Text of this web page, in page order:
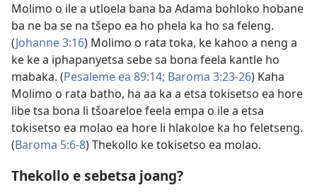
Molimo o ile a utloela bana ba Adama bohloko hobane
ba ne ba se na tšepo ea ho phela ka ho sa feleng.
(Johanne 3:​16) Molimo o rata toka, ke kahoo a neng a
ke ke a iphapanyetsa sebe sa bona feela kantle ho
mabaka. (Pesaleme ea 89:​14; Baroma 3:​23-​26) Kaha
Molimo o rata batho, ha aa ka a etsa tokisetso ea hore
libe tsa bona li tšoareloe feela empa o ile a etsa
tokisetso ea molao ea hore li hlakoloe ka ho feletseng.
(Baroma 5:​6-8) Thekollo ke tokisetso ea molao.
Thekollo e sebetsa joang?